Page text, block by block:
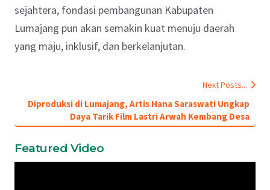
sejahtera, fondasi pembangunan Kabupaten
Lumajang pun akan semakin kuat menuju daerah
yang maju, inklusif, dan berkelanjutan.
Next Posts...
Diproduksi di Lumajang, Artis Hana Saraswati Ungkap
Daya Tarik Film Lastri Arwah Kembang Desa
Featured Video